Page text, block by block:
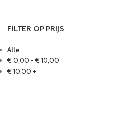
FILTER OP PRIJS
Alle
€ 0,00 -€ 10,00
€ 10,00 +